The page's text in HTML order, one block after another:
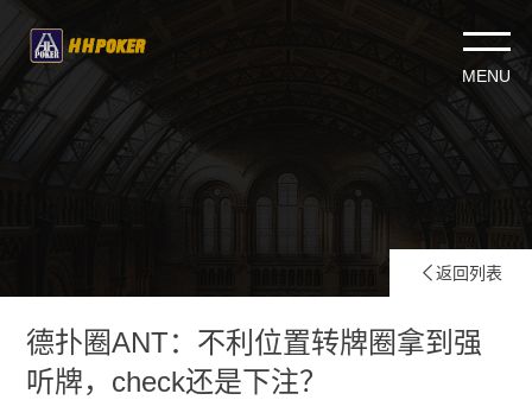
 返回列表
德扑圈ANT：不利位置转牌圈拿到强
听牌，check还是下注？